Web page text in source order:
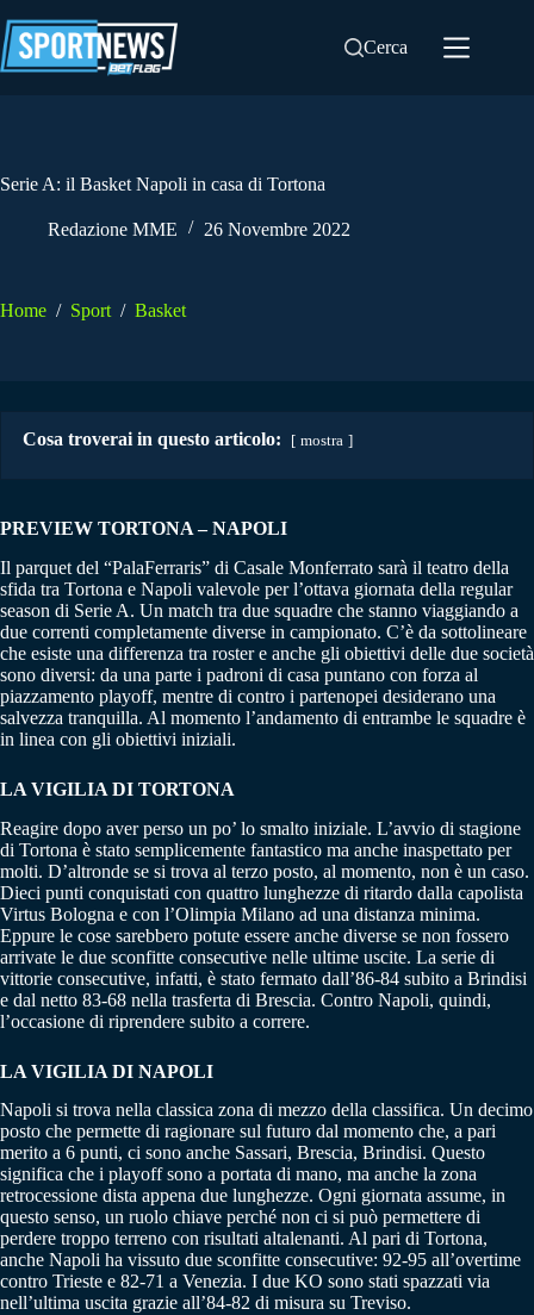
al
contenuto
Cerca
Serie A: il Basket Napoli in casa di Tortona
Redazione MME 26 Novembre 2022
Home / Sport / Basket
Cosa troverai in questo articolo: mostra
PREVIEW TORTONA – NAPOLI
Il parquet del “PalaFerraris” di Casale Monferrato sarà il teatro della
sfida tra Tortona e Napoli valevole per l’ottava giornata della regular
season di Serie A. Un match tra due squadre che stanno viaggiando a
due correnti completamente diverse in campionato. C’è da sottolineare
che esiste una differenza tra roster e anche gli obiettivi delle due società
sono diversi: da una parte i padroni di casa puntano con forza al
piazzamento playoff, mentre di contro i partenopei desiderano una
salvezza tranquilla. Al momento l’andamento di entrambe le squadre è
in linea con gli obiettivi iniziali.
LA VIGILIA DI TORTONA
Reagire dopo aver perso un po’ lo smalto iniziale. L’avvio di stagione
di Tortona è stato semplicemente fantastico ma anche inaspettato per
molti. D’altronde se si trova al terzo posto, al momento, non è un caso.
Dieci punti conquistati con quattro lunghezze di ritardo dalla capolista
Virtus Bologna e con l’Olimpia Milano ad una distanza minima.
Eppure le cose sarebbero potute essere anche diverse se non fossero
arrivate le due sconfitte consecutive nelle ultime uscite. La serie di
vittorie consecutive, infatti, è stato fermato dall’86-84 subito a Brindisi
e dal netto 83-68 nella trasferta di Brescia. Contro Napoli, quindi,
l’occasione di riprendere subito a correre.
LA VIGILIA DI NAPOLI
Napoli si trova nella classica zona di mezzo della classifica. Un decimo
posto che permette di ragionare sul futuro dal momento che, a pari
merito a 6 punti, ci sono anche Sassari, Brescia, Brindisi. Questo
significa che i playoff sono a portata di mano, ma anche la zona
retrocessione dista appena due lunghezze. Ogni giornata assume, in
questo senso, un ruolo chiave perché non ci si può permettere di
perdere troppo terreno con risultati altalenanti. Al pari di Tortona,
anche Napoli ha vissuto due sconfitte consecutive: 92-95 all’overtime
contro Trieste e 82-71 a Venezia. I due KO sono stati spazzati via
nell’ultima uscita grazie all’84-82 di misura su Treviso.